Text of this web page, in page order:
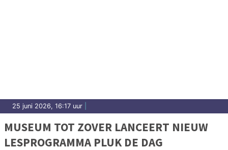
25 juni 2026, 16:17 uur
MUSEUM TOT ZOVER LANCEERT NIEUW
LESPROGRAMMA PLUK DE DAG